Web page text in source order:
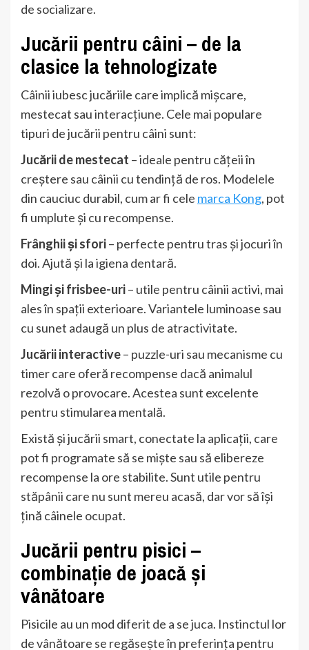
de socializare.
Jucării pentru câini – de la
clasice la tehnologizate
Câinii iubesc jucăriile care implică mișcare,
mestecat sau interacțiune. Cele mai populare
tipuri de jucării pentru câini sunt:
Jucării de mestecat – ideale pentru cățeii în
creștere sau câinii cu tendință de ros. Modelele
din cauciuc durabil, cum ar fi cele marca Kong, pot
fi umplute și cu recompense.
Frânghii și sfori– perfecte pentru tras și jocuri în
doi. Ajută și la igiena dentară.
Mingi și frisbee-uri– utile pentru câinii activi, mai
ales în spații exterioare. Variantele luminoase sau
cu sunet adaugă un plus de atractivitate.
Jucării interactive– puzzle-uri sau mecanisme cu
timer care oferă recompense dacă animalul
rezolvă o provocare. Acestea sunt excelente
pentru stimularea mentală.
Există și jucării smart, conectate la aplicații, care
pot fi programate să se miște sau să elibereze
recompense la ore stabilite. Sunt utile pentru
stăpânii care nu sunt mereu acasă, dar vor să își
țină câinele ocupat.
Jucării pentru pisici –
combinație de joacă și
vânătoare
Pisicile au un mod diferit de a se juca. Instinctul lor
de vânătoare se regăsește în preferința pentru